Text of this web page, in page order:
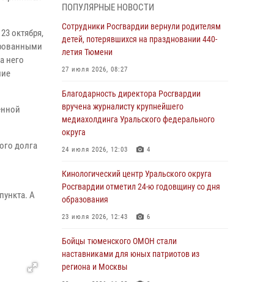
октября,
него
долга
А
владения оружием
05 августа 2026, 09:56 2
Военнослужащие Росгвардии сбили дрон-
Стальной характер продемонстрировали
росгвардейцы в ходе масштабных
спортивных событий на Урале
05 августа 2026, 05:22
В Тюмени сотрудник Росгвардии во
внеслужебное время задержал виновника
ДТП
05 августа 2026, 05:15
Со 101-м Днём рождения поздравили
сотрудники Росгвардии труженицу тыла из
Тюмени
ПОПУЛЯРНЫЕ НОВОСТИ
Сотрудники Росгвардии вернули родителям
детей, потерявшихся на праздновании 440-
летия Тюмени
27 июля 2026, 08:27
Благодарность директора Росгвардии
вручена журналисту крупнейшего
медиахолдинга Уральского федерального
округа
24 июля 2026, 12:03 4
Кинологический центр Уральского округа
Росгвардии отметил 24-ю годовщину со дня
образования
23 июля 2026, 12:43 6
Бойцы тюменского ОМОН стали
наставниками для юных патриотов из
региона и Москвы